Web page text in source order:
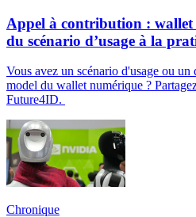
Appel à contribution : wallet
du scénario d’usage à la
Vous avez un scénario d'usage ou un
model du wallet numérique ?
Future4ID.
Chronique